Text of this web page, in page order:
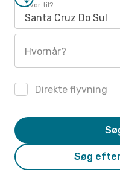
Hvor til?
Santa Cruz Do Sul
Hvornår?
Direkte flyvning
Søg